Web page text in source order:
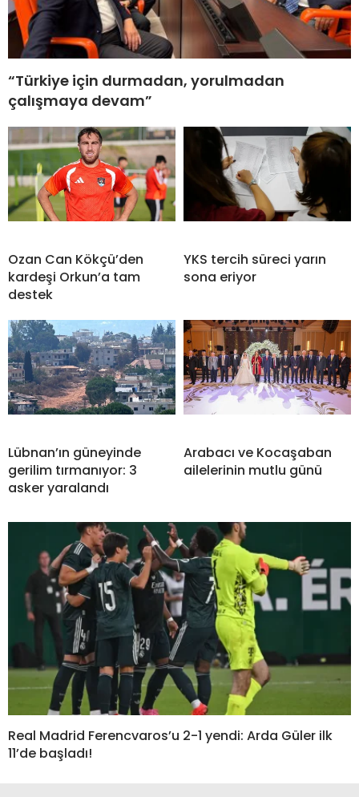
“Türkiye için durmadan, yorulmadan
çalışmaya devam”
Ozan Can Kökçü’den
kardeşi Orkun’a tam
destek
YKS tercih süreci yarın
sona eriyor
Lübnan’ın güneyinde
gerilim tırmanıyor: 3
asker yaralandı
Arabacı ve Kocaşaban
ailelerinin mutlu günü
Real Madrid Ferencvaros’u 2-1 yendi: Arda Güler ilk
11’de başladı!